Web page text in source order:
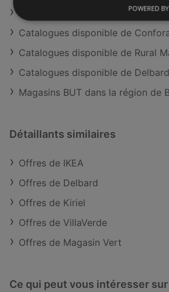
Catalogues disponible de Mr
Catalogues disponible de
Catalogues disponible de Rural
Catalogues disponible de Delbard
Magasins BUT dans la région de
Détaillants similaires
Offres de IKEA
Offres de Delbard
Offres de Kiriel
Offres de VillaVerde
Offres de Magasin Vert
Ce qui peut vous intéresser
POWERED